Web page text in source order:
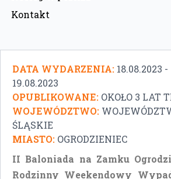
Kontakt
DATA WYDARZENIA: 18.08.2023 -
19.08.2023
OPUBLIKOWANE: OKOŁO 3 LAT
WOJEWÓDZTWO:
ŚLĄSKIE
MIASTO: OGRODZIENIEC
II Baloniada na Zamku
Rodzinny Weekendowy